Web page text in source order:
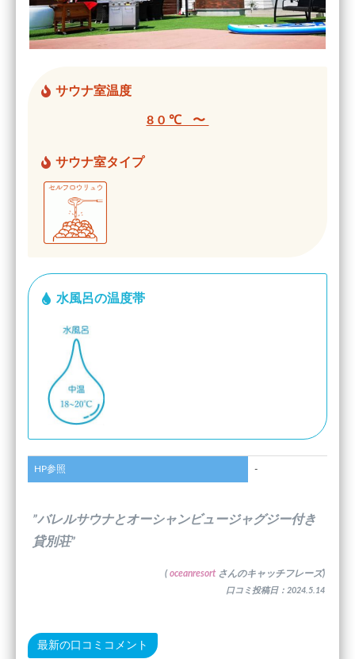
サウナ室温度
80℃ 〜
サウナ室タイプ
水風呂の温度帯
HP参照 -
”バレルサウナとオーシャンビュージャグジー付き
貸別荘”
( oceanresort さんのキャッチフレーズ)
口コミ投稿日：2024.5.14
最新の口コミコメント